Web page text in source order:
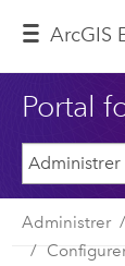
ArcGIS
Portal
Administrer